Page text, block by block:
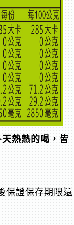
熱熱的喝，皆
保證保存期限還